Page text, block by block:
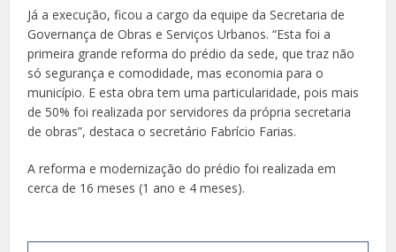
Já a execução, ficou a cargo da equipe da Secretaria de
Governança de Obras e Serviços Urbanos. “Esta foi a
primeira grande reforma do prédio da sede, que traz não
só segurança e comodidade, mas economia para o
município. E esta obra tem uma particularidade, pois mais
de 50% foi realizada por servidores da própria secretaria
de obras”, destaca o secretário Fabrício Farias.
A reforma e modernização do prédio foi realizada em
cerca de 16 meses (1 ano e 4 meses).